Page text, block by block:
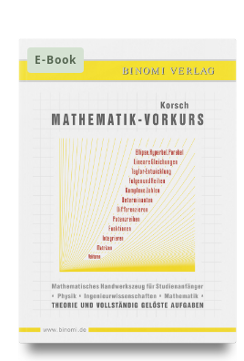
zukunftsfähig
ZUM BUCH
E-Book